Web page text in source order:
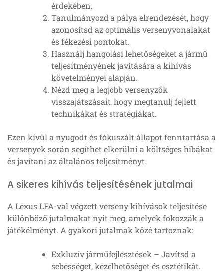
érdekében.
Tanulmányozd a pálya elrendezését, hogy
azonosítsd az optimális versenyvonalakat
és fékezési pontokat.
Használj hangolási lehetőségeket a jármű
teljesítményének javítására a kihívás
követelményei alapján.
Nézd meg a legjobb versenyzők
visszajátszásait, hogy megtanulj fejlett
technikákat és stratégiákat.
Ezen kívül a nyugodt és fókuszált állapot fenntartása a
versenyek során segíthet elkerülni a költséges hibákat
és javítani az általános teljesítményt.
A sikeres kihívás teljesítésének jutalmai
A Lexus LFA-val végzett verseny kihívások teljesítése
különböző jutalmakat nyit meg, amelyek fokozzák a
játékélményt. A gyakori jutalmak közé tartoznak:
Exkluzív járműfejlesztések – Javítsd a
sebességet, kezelhetőséget és esztétikát.